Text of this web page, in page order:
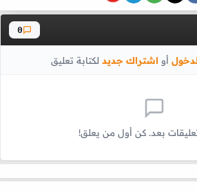
0
أواشتراك جديد لكتابة تعليق
بعد. كن أول من يعلق!